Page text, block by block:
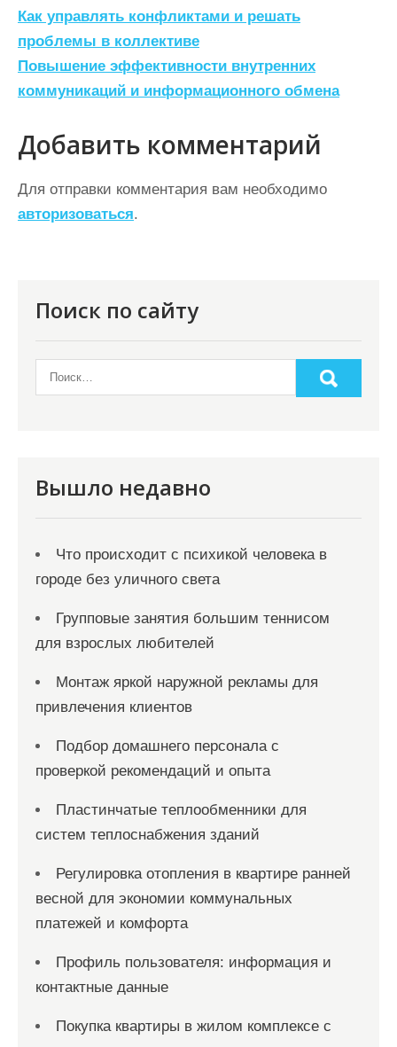
Н
а
в
и
г
а
ц
и
м
Как управлять конфликтами и решать
проблемы в коллективе
Повышение эффективности внутренних
коммуникаций и информационного обмена
Добавить комментарий
Для отправки комментария вам необходимо
авторизоваться.
Поиск по сайту
Вышло недавно
Что происходит с психикой человека в
городе без уличного света
Групповые занятия большим теннисом
для взрослых любителей
Монтаж яркой наружной рекламы для
привлечения клиентов
Подбор домашнего персонала с
проверкой рекомендаций и опыта
Пластинчатые теплообменники для
систем теплоснабжения зданий
Регулировка отопления в квартире ранней
весной для экономии коммунальных
платежей и комфорта
Профиль пользователя: информация и
контактные данные
Покупка квартиры в жилом комплексе с